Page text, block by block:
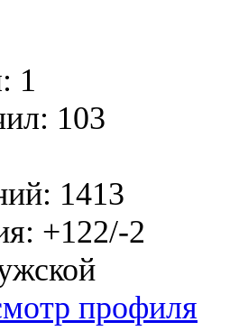
1
103
1413
+122/-2